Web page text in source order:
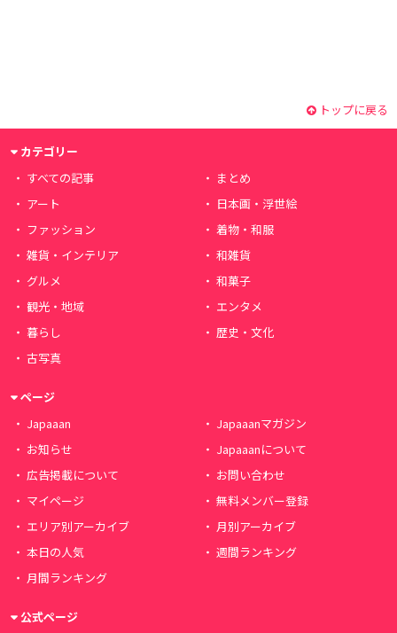
トップに戻る
カテゴリー
すべての記事
まとめ
アート
日本画・浮世絵
ファッション
着物・和服
雑貨・インテリア
和雑貨
グルメ
和菓子
観光・地域
エンタメ
暮らし
歴史・文化
古写真
ページ
Japaaan
Japaaanマガジン
お知らせ
Japaaanについて
広告掲載について
お問い合わせ
マイページ
無料メンバー登録
エリア別アーカイブ
月別アーカイブ
本日の人気
週間ランキング
月間ランキング
公式ページ